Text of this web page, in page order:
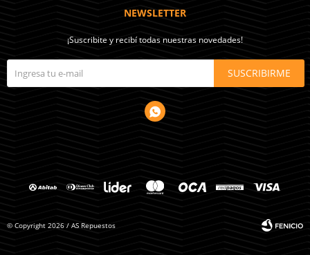
NEWSLETTER
¡Suscribite y recibí todas nuestras novedades!
SUSCRIBIRME

© Copyright 2026 / AS Repuestos